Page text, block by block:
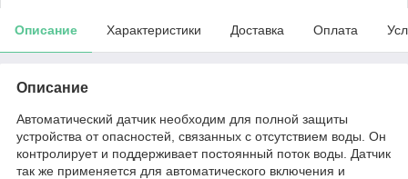
Описание Характеристики Доставка Оплата
Описание
Автоматический датчик необходим для полной защиты
устройства от опасностей, связанных с отсутствием воды. Он
контролирует и поддерживает постоянный поток воды. Датчик
так же применяется для автоматического включения и